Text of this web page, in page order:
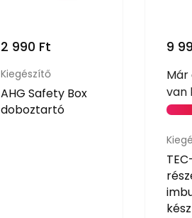
2 990 Ft
Kiegészítő
AHG Safety Box
doboztartó
9
Már
van